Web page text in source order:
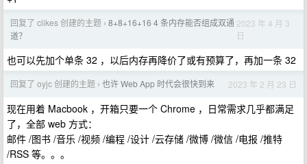
回复了 clikes 创建的主题 › 8+8+16+16 4 条内存能否组成双通
道？
2023 年 4 月 3
日
也可以先加个单条 32 ，以后内存再降价了或有预算了，再加一条 32
回复了 oyjc 创建的主题 › 也许 Web App 时代会很快到来 2023 年 2 月 23 日
现在用着 Macbook ，开箱只要一个 Chrome ，日常需求几乎都满足
了，全部 web 方式：
邮件 /图书 /音乐 /视频 /编程 /设计 /云存储 /微博 /微信 /电报 /推特
/RSS 等。。。